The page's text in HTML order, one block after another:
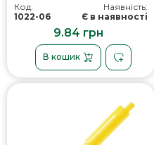
Код:
1022-06
Наявність:
Є в наявності
9.84 грн
В кошик